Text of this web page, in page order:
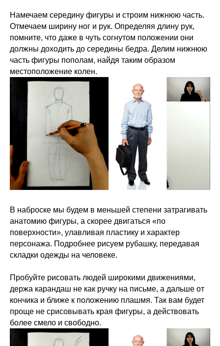
Намечаем середину фигуры и строим нижнюю часть.
Отмечаем ширину ног и рук. Определяя длину рук,
помните, что даже в чуть согнутом положении они
должны доходить до середины бедра. Делим нижнюю
часть фигуры пополам, найдя таким образом
местоположение колен.
В наброске мы будем в меньшей степени затрагивать
анатомию фигуры, а скорее двигаться «по
поверхности», улавливая пластику и характер
персонажа. Подробнее рисуем рубашку, передавая
складки одежды на человеке.
Пробуйте рисовать людей широкими движениями,
держа карандаш не как ручку на письме, а дальше от
кончика и ближе к положению плашмя. Так вам будет
проще не срисовывать края фигуры, а действовать
более смело и свободно.